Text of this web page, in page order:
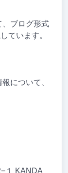
ブログ形式
ています。
について、
１ KANDA